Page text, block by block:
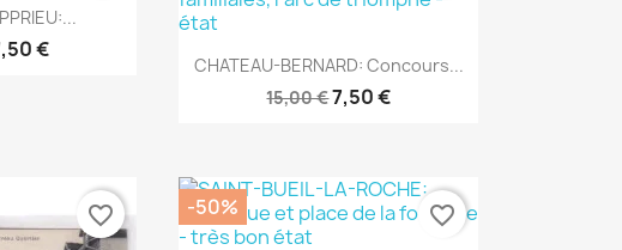
€ Aperçu rapide
CHATEAU-BERNARD: Concours...
15,00 €7,50 €
favorite_border -50% favorite_border